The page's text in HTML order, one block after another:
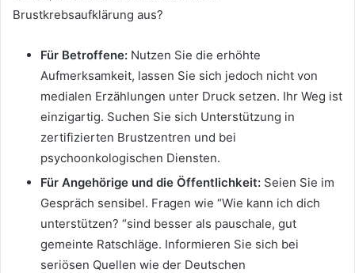
Brustkrebsaufklärung aus?
Für Betroffene: Nutzen Sie die erhöhte
Aufmerksamkeit, lassen Sie sich jedoch nicht von
medialen Erzählungen unter Druck setzen. Ihr Weg ist
einzigartig. Suchen Sie sich Unterstützung in
zertifizierten Brustzentren und bei
psychoonkologischen Diensten.
Für Angehörige und die Öffentlichkeit: Seien Sie im
Gespräch sensibel. Fragen wie “Wie kann ich dich
unterstützen? “sind besser als pauschale, gut
gemeinte Ratschläge. Informieren Sie sich bei
seriösen Quellen wie der Deutschen